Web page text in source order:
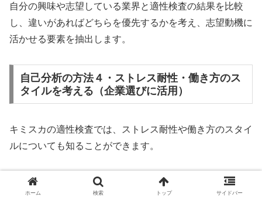
自分の興味や志望している業界と適性検査の結果を比較
し、違いがあればどちらを優先するかを考え、志望動機に
活かせる要素を抽出します。
自己分析の方法４・ストレス耐性・働き方のス
タイルを考える（企業選びに活用）
キミスカの適性検査では、ストレス耐性や働き方のスタイ
ルについても知ることができます。
これらの情報は、企業選びにおいてとても重要です。
ホーム 検索 トップ サイドバー